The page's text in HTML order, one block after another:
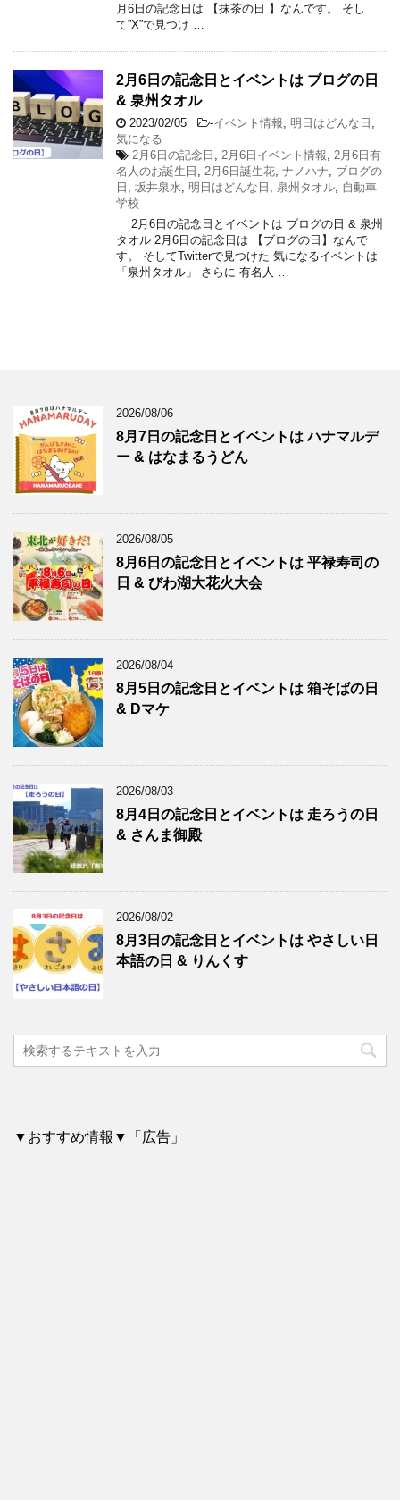
月6日の記念日は 【抹茶の日 】なんです。 そし
て”X”で見つけ …
2月6日の記念日とイベントは ブログの日
& 泉州タオル
2023/02/05 -イベント情報 明日はどんな日
気になる
2月6日の記念日
2月6日イベント情報
2月6日有
名人のお誕生日
2月6日誕生花 ナノハナ
ブログの
日
坂井泉水 明日はどんな日 泉州タオル 自動車
学校
2月6日の記念日とイベントは ブログの日 & 泉州
タオル 2月6日の記念日は 【ブログの日】なんで
す。 そしてTwitterで見つけた 気になるイベントは
「泉州タオル」 さらに 有名人 …
2026/08/06
8月7日の記念日とイベントは ハナマルデ
ー & はなまるうどん
2026/08/05
8月6日の記念日とイベントは 平禄寿司の
日 & びわ湖大花火大会
2026/08/04
8月5日の記念日とイベントは 箱そばの日
& Dマケ
2026/08/03
8月4日の記念日とイベントは 走ろうの日
& さんま御殿
2026/08/02
8月3日の記念日とイベントは やさしい日
本語の日 & りんくす
▼おすすめ情報▼「広告」